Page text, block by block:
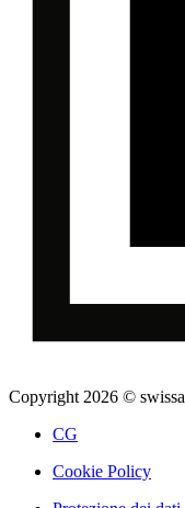
Copyright 2026 ©
CG
Cookie Policy